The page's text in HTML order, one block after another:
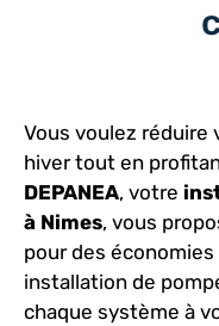
Vous voulez
hiver tout en
DEPANEA, votre
à Nimes, vous
pour des économies
installation de
chaque système à